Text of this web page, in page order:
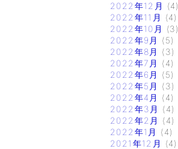
2022年12月
(4)
2022年11月
(4)
2022年10月
(3)
2022年9月
(5)
2022年8月
(3)
2022年7月
(4)
2022年6月
(5)
2022年5月
(3)
2022年4月
(4)
2022年3月
(4)
2022年2月
(4)
2022年1月
(4)
2021年12月
(4)